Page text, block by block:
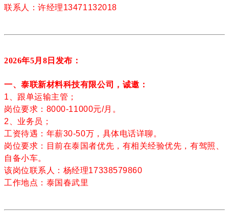
联系人：许经理13471132018
2026年5月8 日发布：
一、泰联新材料科技有限公司，诚邀：
1、跟单运输主管；
岗位要求：8000-11000元/月。
2、业务员；
工资待遇：年薪30-50万，具体电话详聊。
岗位要求：目前在泰国者优先，有相关经验优先，有驾照、
自备小车。
该岗位联系人：杨经理17338579860
工作地点：泰国春武里